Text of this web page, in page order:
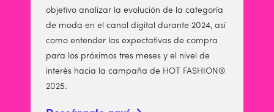
objetivo analizar la evolución de la categoría
de moda en el canal digital durante 2024, así
como entender las expectativas de compra
para los próximos tres meses y el nivel de
interés hacia la campaña de HOT FASHION®
2025.